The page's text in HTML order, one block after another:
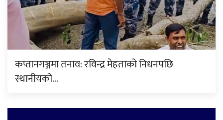
कप्तानगञ्जमा तनाव: रविन्द्र मेहताको निधनपछि
स्थानीयको…